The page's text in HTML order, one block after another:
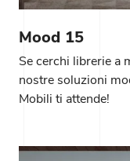
Mood 15
Se cerchi librerie a
nostre soluzioni
Mobili ti attende!